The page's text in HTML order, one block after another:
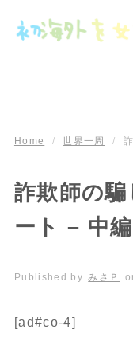
Home / 世界一周 /
詐欺師の
ート – 中
Published by みさＰ
[ad#co-4]